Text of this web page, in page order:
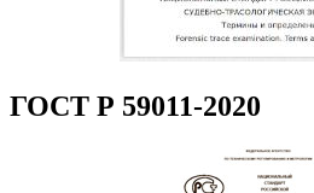
ГОСТ Р 59011-2020